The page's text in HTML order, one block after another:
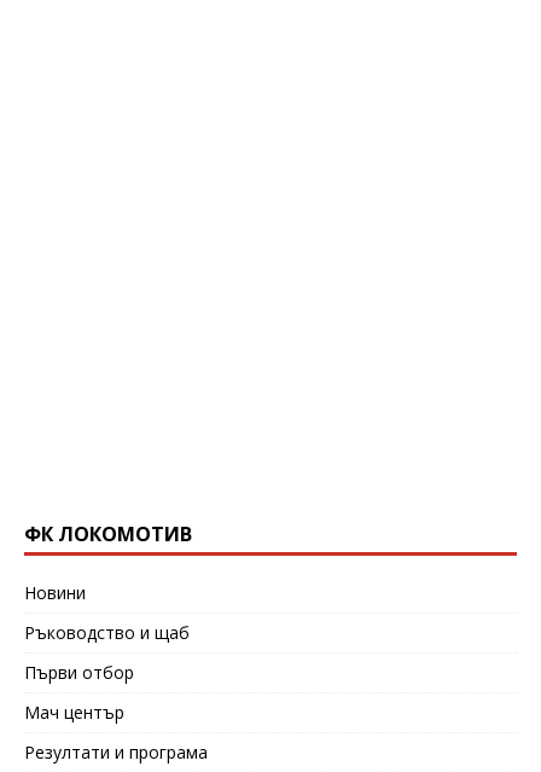
ФК ЛОКОМОТИВ
Новини
Ръководство и щаб
Първи отбор
Мач център
Резултати и програма